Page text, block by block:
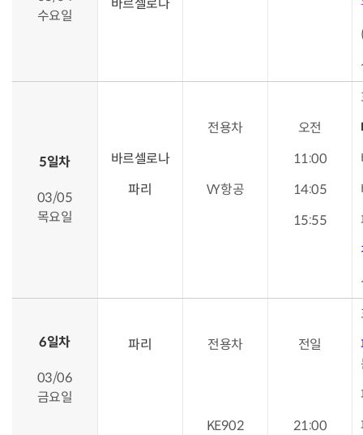
수요일
바르셀로나
5일차
03/05
목요일
전용차
오전
바르셀로나
11:00
파리
VY항공 14:05
15:55
6일차
03/06
금요일
파리
전용차 전일
KE902
21:00